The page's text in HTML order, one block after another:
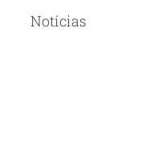
Notícias